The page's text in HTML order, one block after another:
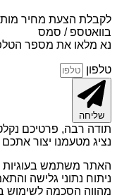
לקבלת הצעת מחיר
בוואטספ / סמס
נא מלאו את מספר
טלפון
שליחה
תודה רבה, פרטיכם
נציג מטעמנו יצור
ניתוח נתוני גלישה
מהווה הסכמה לשימוש